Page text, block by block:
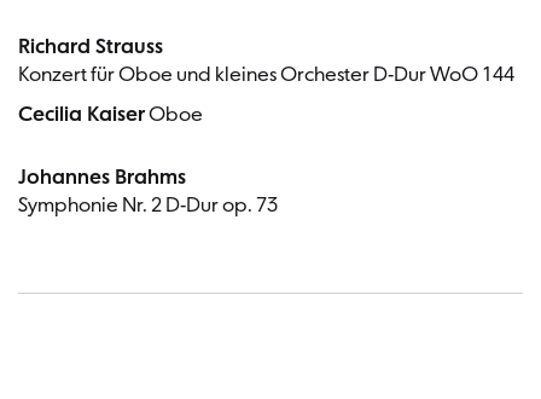
Richard Strauss
Konzert für Oboe und kleines Orchester D-Dur WoO 144
Cecilia KaiserOboe
Johannes Brahms
Symphonie Nr. 2 D-Dur op. 73